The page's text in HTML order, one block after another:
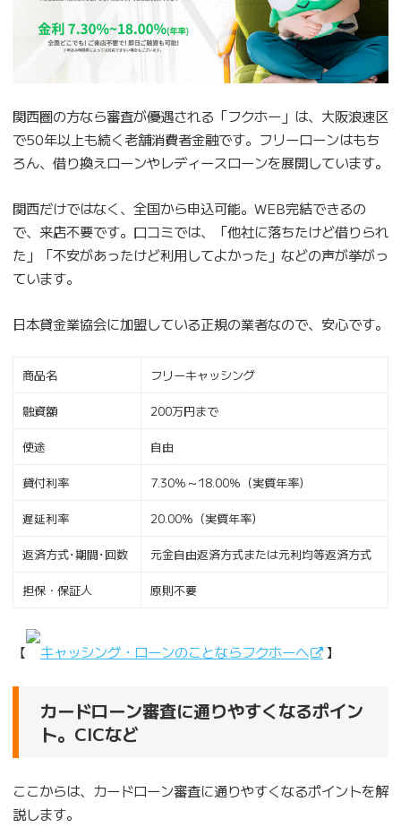
関西圏の方なら審査が優遇される「フクホー」は、大阪浪速区
で50年以上も続く老舗消費者金融です。フリーローンはもち
ろん、借り換えローンやレディースローンを展開しています。
関西だけではなく、全国から申込可能。WEB完結できるの
で、来店不要です。口コミでは、「他社に落ちたけど借りられ
た」「不安があったけど利用してよかった」などの声が挙がっ
ています。
日本貸金業協会に加盟している正規の業者なので、安心です。
商品名 フリーキャッシング
融資額 200万円まで
使途 自由
貸付利率 7.30％～18.00％（実質年率）
遅延利率 20.00%（実質年率）
返済方式･期間･回数 元金自由返済方式または元利均等返済方式
担保・保証人 原則不要
【 キャッシング・ローンのことならフクホーへ 】
カードローン審査に通りやすくなるポイン
ト。CICなど
ここからは、カードローン審査に通りやすくなるポイントを解
説します。